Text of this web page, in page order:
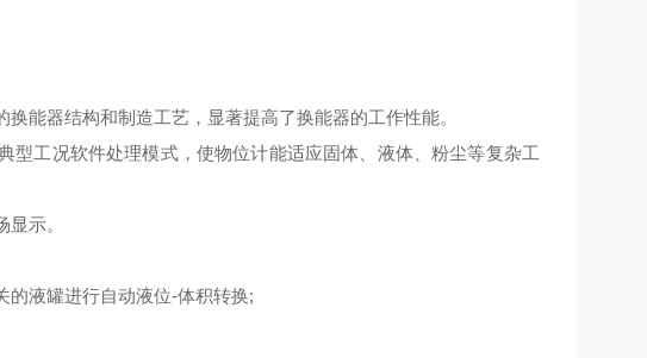
器结构和制造工艺，显著提高了换能器的工作性能。
工况软件处理模式，使物位计能适应固体、液体、粉尘等复杂工
示。
液罐进行自动液位-体积转换;